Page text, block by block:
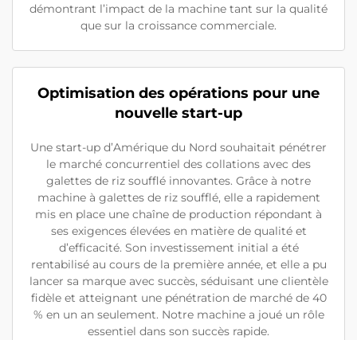
démontrant l’impact de la machine tant sur la qualité
que sur la croissance commerciale.
Optimisation des opérations pour une
nouvelle start-up
Une start-up d’Amérique du Nord souhaitait pénétrer
le marché concurrentiel des collations avec des
galettes de riz soufflé innovantes. Grâce à notre
machine à galettes de riz soufflé, elle a rapidement
mis en place une chaîne de production répondant à
ses exigences élevées en matière de qualité et
d’efficacité. Son investissement initial a été
rentabilisé au cours de la première année, et elle a pu
lancer sa marque avec succès, séduisant une clientèle
fidèle et atteignant une pénétration de marché de 40
% en un an seulement. Notre machine a joué un rôle
essentiel dans son succès rapide.